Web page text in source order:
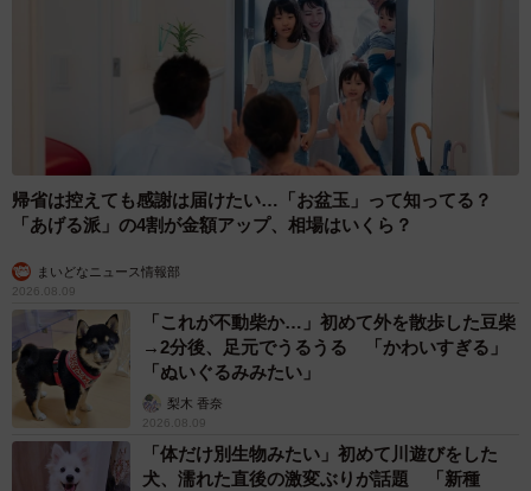
帰省は控えても感謝は届けたい…「お盆玉」って知ってる？
「あげる派」の4割が金額アップ、相場はいくら？
まいどなニュース情報部
2026.08.09
「これが不動柴か…」初めて外を散歩した豆柴
→2分後、足元でうるうる 「かわいすぎる」
「ぬいぐるみみたい」
梨木 香奈
2026.08.09
「体だけ別生物みたい」初めて川遊びをした
犬、濡れた直後の激変ぶりが話題 「新種